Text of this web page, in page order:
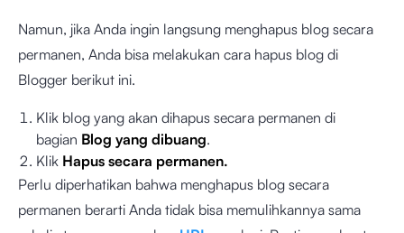
Namun, jika Anda ingin langsung menghapus blog secara
permanen, Anda bisa melakukan cara hapus blog di
Blogger berikut ini.
Klik blog yang akan dihapus secara permanen di
bagian Blog yang dibuang.
Klik Hapus secara permanen.
Perlu diperhatikan bahwa menghapus blog secara
permanen berarti Anda tidak bisa memulihkannya sama